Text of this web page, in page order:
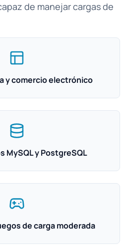
de manejar cargas de
y comercio electrónico
MySQL y PostgreSQL
de carga moderada